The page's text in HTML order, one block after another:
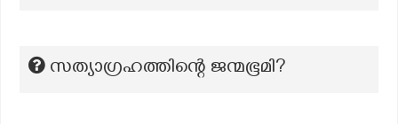
സത്യാഗ്രഹത്തിന്റെ ജന്മഭൂമി?